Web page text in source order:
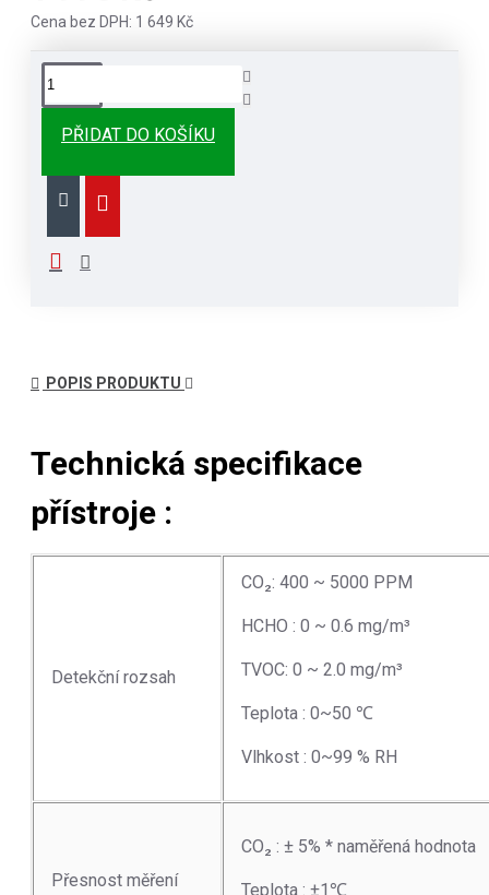
Cena bez DPH: 1 649 Kč
PŘIDAT DO KOŠÍKU
POPIS PRODUKTU
Technická specifikace
přístroje :
Detekční rozsah
CO₂: 400 ~ 5000 PPM
HCHO : 0 ~ 0.6 mg/m³
TVOC: 0 ~ 2.0 mg/m³
Teplota : 0~50 ℃
Vlhkost : 0~99 % RH
Přesnost měření
CO₂ : ± 5% * naměřená hodnota
Teplota : ±1℃